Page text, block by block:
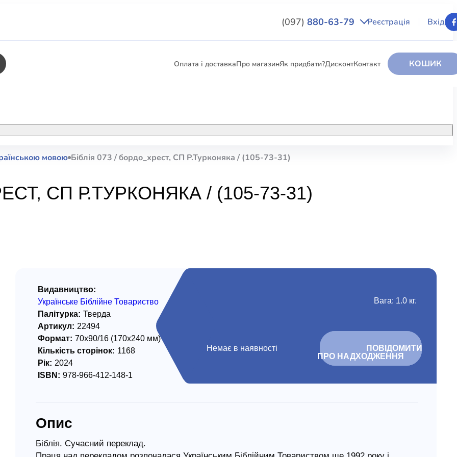
(097) 880-63-79 Реєстрація Вхід
Оплата і доставкаПро магазинЯк придбати?ДисконтКонтакт КОШИК
мовами
видання
традиції
/ Харчування
ЕЛЕКТРОННІ КНИГИ
СУПУТНІ ТОВАРИ
КНИГА В КОМПЛЕКТІ
мовою Біблія 073 / бордо_хрест, СП Р.Турконяка / (105-73-31)
СП Р.ТУРКОНЯКА / (105-73-31)
Вага: 1.0 кг.
Немає в наявності
ПРО НАДХОДЖЕННЯ
Видавництво:
Українське Біблійне Товариство
Палітурка: Тверда
Артикул: 22494
Формат: 70х90/16 (170х240 мм)
Кількість сторінок: 1168
Рік: 2024
ISBN: 978-966-412-148-1
Опис
Біблія. Сучасний переклад.